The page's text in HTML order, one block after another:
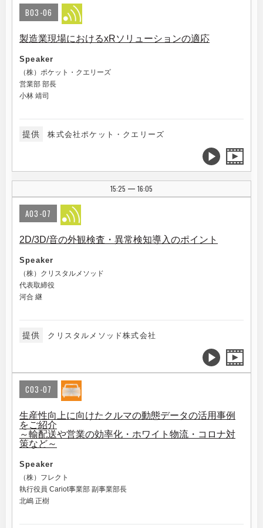
B03-06
製造業現場におけるxRソリューションの適応
Speaker
（株）ポケット・クエリーズ
営業部 部長
小林 靖司
提供 株式会社ポケット・クエリーズ
15:25 | 16:05
A03-07
2D/3D/音の外観検査・異常検知導入のポイント
Speaker
（株）クリスタルメソッド
代表取締役
河合 継
提供 クリスタルメソッド株式会社
C03-07
生産性向上に向けたクルマの動態データの活用事例
をご紹介
～輸配送や営業の効率化・ホワイト物流・コロナ対
策など～
Speaker
（株）フレクト
執行役員 Cariot事業部 副事業部長
北嶋 正樹